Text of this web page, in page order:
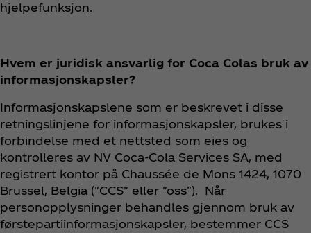
hjelpefunksjon.
Hvem er juridisk ansvarlig for Coca Colas bruk av
informasjonskapsler?
Informasjonskapslene som er beskrevet i disse
retningslinjene for informasjonskapsler, brukes i
forbindelse med et nettsted som eies og
kontrolleres av NV Coca‑Cola Services SA, med
registrert kontor på Chaussée de Mons 1424, 1070
Brussel, Belgia ("CCS" eller "oss"). Når
personopplysninger behandles gjennom bruk av
førstepartiinformasjonskapsler, bestemmer CCS